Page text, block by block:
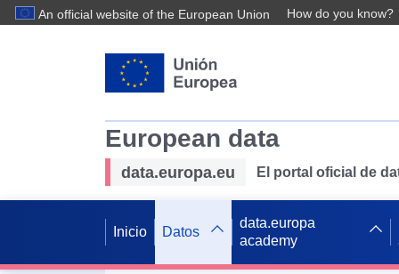
An official website of the European Union How do you know?
European data
data.europa.eu El portal oficial de
Inicio Datos
data.europa
academy